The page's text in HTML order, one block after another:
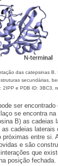
das catepsinas B.
secundárias,
2IPP e PDB ID: 3BC3,
ser
se encontra
B) as cadeias
cadeias laterais
próximas entre si.
e são
que
posição fechada.